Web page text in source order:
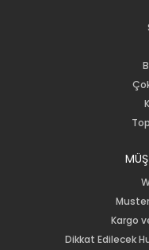
Kargo
Dikkat Edilecek